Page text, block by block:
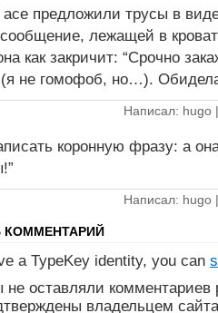
предложили трусы в
лежащей в
как закричит: “Срочно
не гомофоб, но…).
Написал: hugo
коронную фразу: а
Написал: hugo
КОММЕНТАРИЙ
a TypeKey identity, you can
не оставляли
владельцем